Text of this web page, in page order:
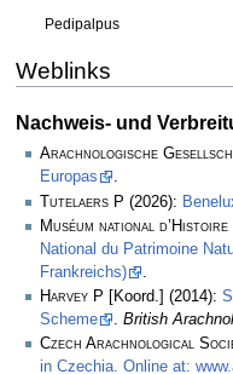
Pedipalpus
Weblinks
Nachweis- und
Arachnologische
Europas
.
Tutelaers P (2026):
Muséum national
National du Patrimoine
Frankreichs)
.
Harvey P [Koord.] (2014):
Scheme
. British
Czech Arachnological
in Czechia. Online at: